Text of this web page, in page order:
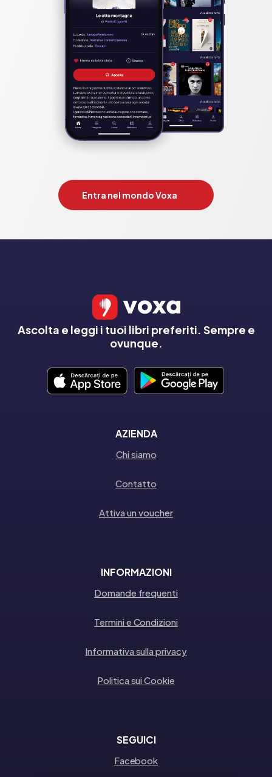
Entra nel mondo Voxa
Ascolta e leggi i tuoi libri preferiti. Sempre e
ovunque.
AZIENDA
Chi siamo
Contatto
Attiva un voucher
INFORMAZIONI
Domande frequenti
Termini e Condizioni
Informativa sulla privacy
Politica sui Cookie
SEGUICI
Facebook